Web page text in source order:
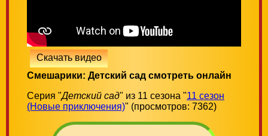
Скачать видео
Смешарики: Детский сад смотреть онлайн
Серия "Детский сад" из 11 сезона "11 сезон
(Новые приключения)" (просмотров: 7362)